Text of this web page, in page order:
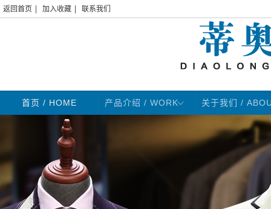
返回首页 加入收藏 联系我们
首页 / HOME 产品介绍 / WORK 关于我们 /